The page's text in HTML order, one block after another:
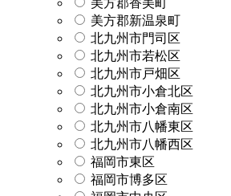
美方郡新温泉町
北九州市門司区
北九州市若松区
北九州市戸畑区
北九州市小倉北区
北九州市小倉南区
北九州市八幡東区
北九州市八幡西区
福岡市東区
福岡市博多区